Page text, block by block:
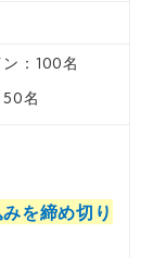
：100名
名
を締め切り